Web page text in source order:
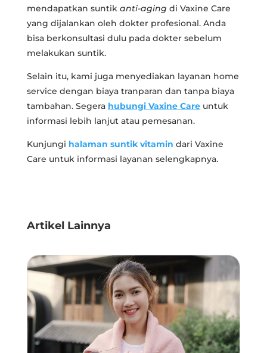
mendapatkan suntik anti-aging di Vaxine Care
yang dijalankan oleh dokter profesional. Anda
bisa berkonsultasi dulu pada dokter sebelum
melakukan suntik.
Selain itu, kami juga menyediakan layanan home
service dengan biaya tranparan dan tanpa biaya
tambahan. Segera hubungi Vaxine Careuntuk
informasi lebih lanjut atau pemesanan.
Kunjungi halaman suntik vitamin dari Vaxine
Care untuk informasi layanan selengkapnya.
Artikel Lainnya